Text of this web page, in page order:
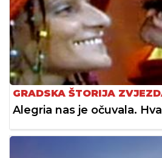
GRADSKA ŠTORIJA
Alegria nas je očuvala.